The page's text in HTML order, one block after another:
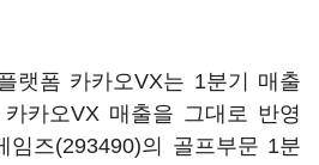
랫폼 카카오VX는 1분기 매출
카오VX 매출을 그대로 반영
임즈(293490)의 골프부문 1분